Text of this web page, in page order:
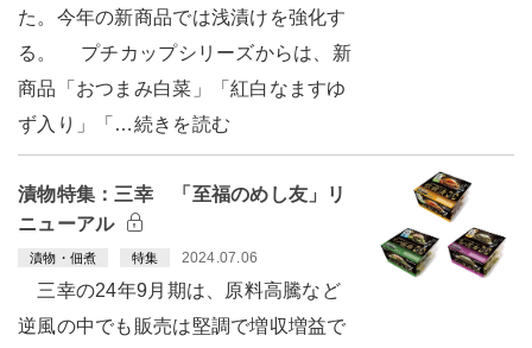
た。今年の新商品では浅漬けを強化す
る。 プチカップシリーズからは、新
商品「おつまみ白菜」「紅白なますゆ
ず入り」「…続きを読む
漬物特集：三幸 「至福のめし友」リ
ニューアル
漬物・佃煮 特集 2024.07.06
三幸の24年9月期は、原料高騰など
逆風の中でも販売は堅調で増収増益で